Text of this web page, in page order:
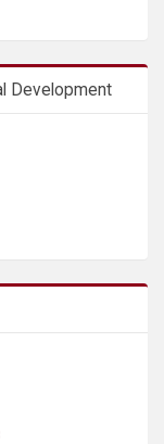
Development